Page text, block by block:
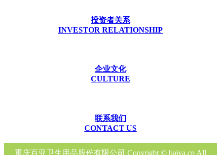
投资者关系
INVESTOR RELATIONSHIP
企业文化
CULTURE
联系我们
CONTACT US
重庆百亚卫生用品股份有限公司 Copyright © baiya.cn All